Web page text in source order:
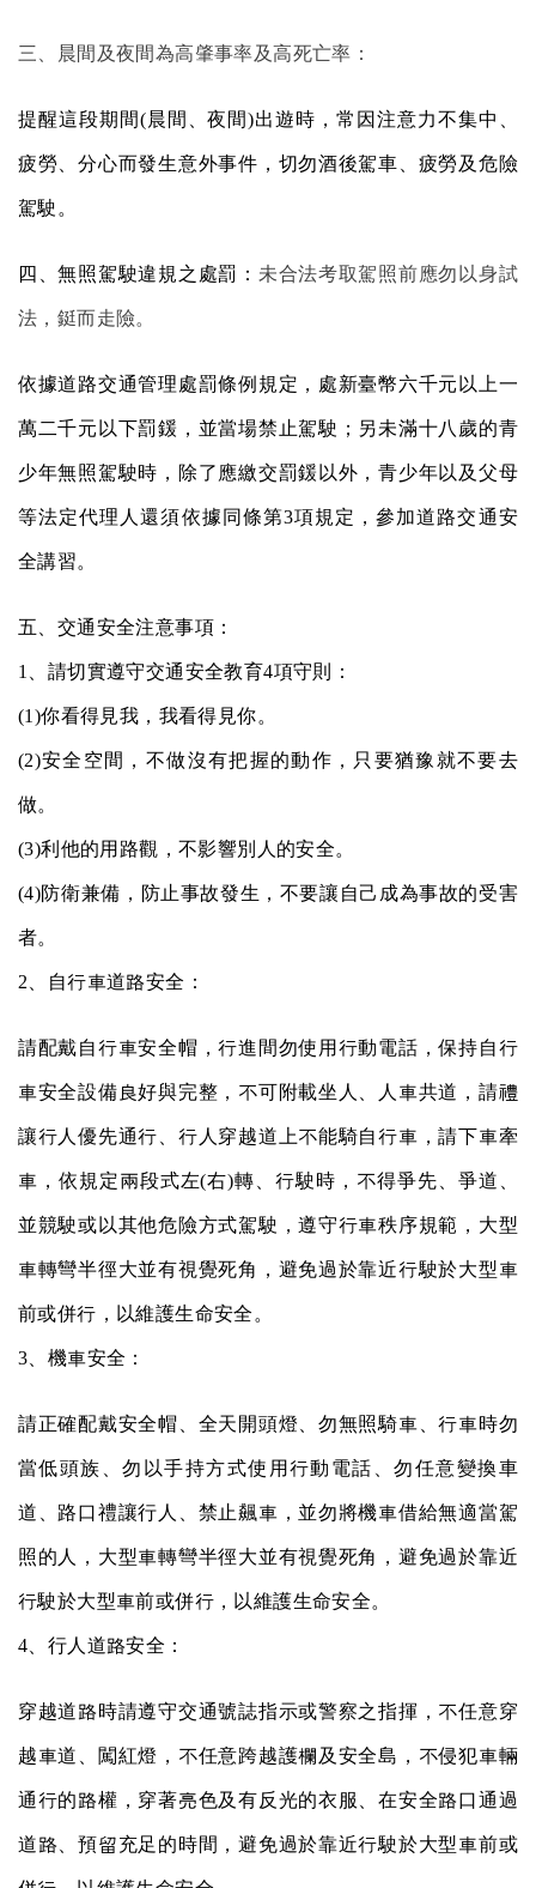
三、晨間及夜間為高肇事率及高死亡率：
提醒這段期間(晨間、夜間)出遊時，常因注意力不集中、
疲勞、分心而發生意外事件，切勿酒後駕車、疲勞及危險
駕駛。
四、無照駕駛違規之處罰： 未合法考取駕照前應勿以身試
法，鋌而走險。
依據道路交通管理處罰條例規定，處新臺幣六千元以上一
萬二千元以下罰鍰，並當場禁止駕駛；另未滿十八歲的青
少年無照駕駛時，除了應繳交罰鍰以外，青少年以及父母
等法定代理人還須依據同條第3項規定，參加道路交通安
全講習。
五、交通安全注意事項：
1 、請切實遵守交通安全教育4項守則：
(1)你看得見我，我看得見你。
(2)安全空間，不做沒有把握的動作，只要猶豫就不要去
做。
(3)利他的用路觀，不影響別人的安全。
(4)防衛兼備，防止事故發生，不要讓自己成為事故的受害
者。
2 、自行車道路安全：
請配戴自行車安全帽，行進間勿使用行動電話，保持自行
車安全設備良好與完整，不可附載坐人、人車共道，請禮
讓行人優先通行、行人穿越道上不能騎自行車，請下車牽
車，依規定兩段式左(右)轉、行駛時，不得爭先、爭道、
並競駛或以其他危險方式駕駛，遵守行車秩序規範，大型
車轉彎半徑大並有視覺死角，避免過於靠近行駛於大型車
前或併行，以維護生命安全。
3 、機車安全：
請正確配戴安全帽、全天開頭燈、勿無照騎車、行車時勿
當低頭族、勿以手持方式使用行動電話、勿任意變換車
道、路口禮讓行人、禁止飆車，並勿將機車借給無適當駕
照的人，大型車轉彎半徑大並有視覺死角，避免過於靠近
行駛於大型車前或併行，以維護生命安全。
4 、行人道路安全：
穿越道路時請遵守交通號誌指示或警察之指揮，不任意穿
越車道、闖紅燈，不任意跨越護欄及安全島，不侵犯車輛
通行的路權，穿著亮色及有反光的衣服、在安全路口通過
道路、預留充足的時間，避免過於靠近行駛於大型車前或